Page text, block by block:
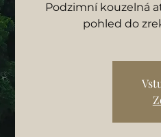
Podzimní kouzelná
pohled do